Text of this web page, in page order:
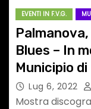
EVENTI IN F.V.G.
Blues – In
Municipio
Lug 6, 2022
Mostra